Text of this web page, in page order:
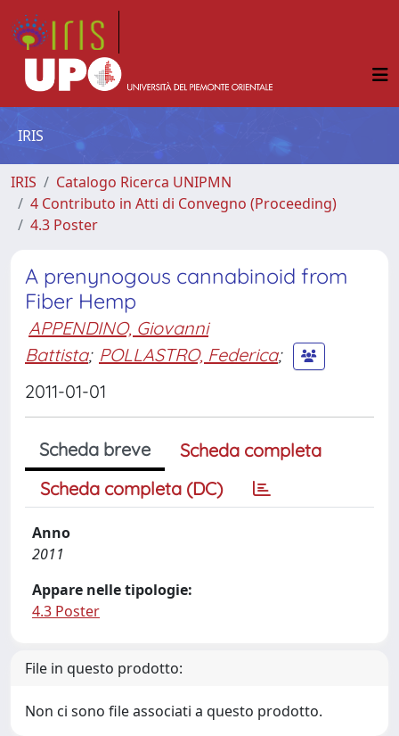
IRIS
IRIS
Catalogo Ricerca UNIPMN
4 Contributo in Atti di Convegno (Proceeding)
4.3 Poster
A prenynogous cannabinoid from
Fiber Hemp
APPENDINO, Giovanni
Battista; POLLASTRO, Federica;
2011-01-01
Scheda breve
Scheda completa
Scheda completa (DC)
Anno
2011
Appare nelle tipologie:
4.3 Poster
File in questo prodotto:
Non ci sono file associati a questo prodotto.